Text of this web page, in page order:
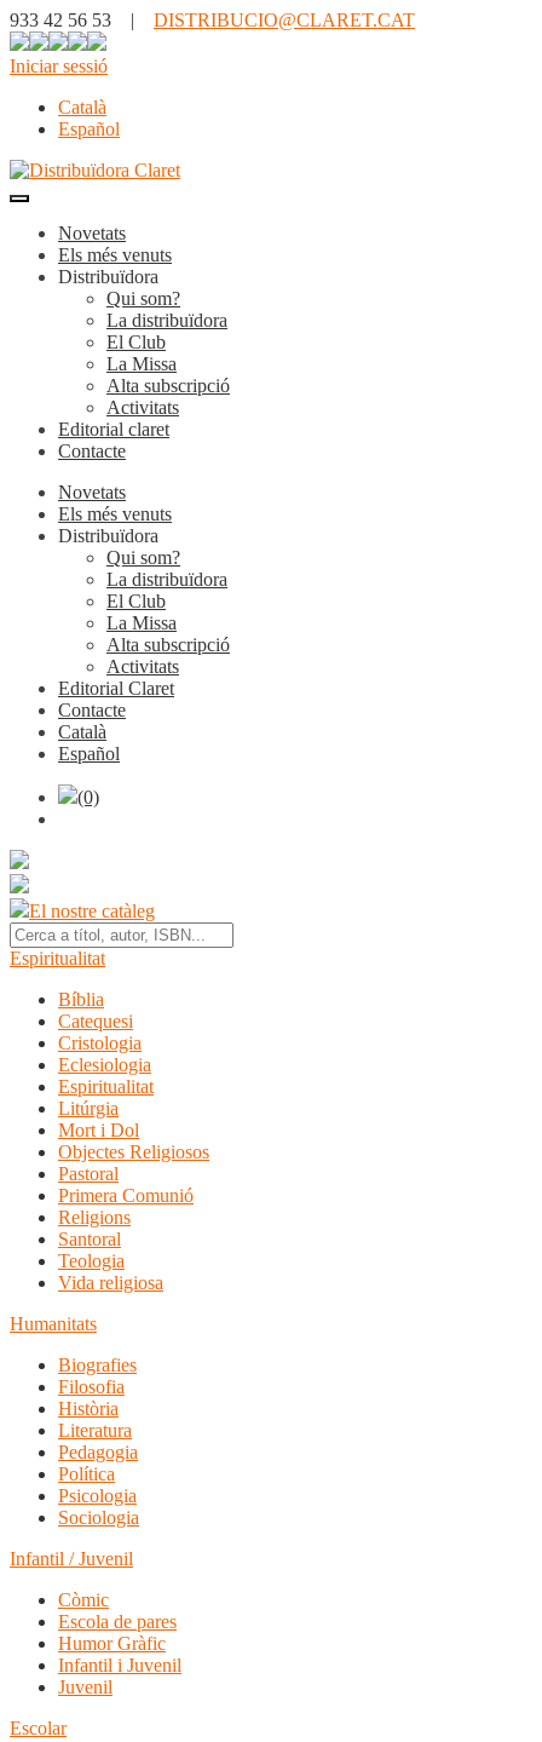
933 42 56 53 | DISTRIBUCIO@CLARET.CAT
Iniciar sessió
Català
Español
Novetats
Els més venuts
Distribuïdora
Qui som?
La distribuïdora
El Club
La Missa
Alta subscripció
Activitats
Editorial claret
Contacte
Novetats
Els més venuts
Distribuïdora
Qui som?
La distribuïdora
El Club
La Missa
Alta subscripció
Activitats
Editorial Claret
Contacte
Català
Español
(0)
El nostre catàleg
Espiritualitat
Bíblia
Catequesi
Cristologia
Eclesiologia
Espiritualitat
Litúrgia
Mort i Dol
Objectes Religiosos
Pastoral
Primera Comunió
Religions
Santoral
Teologia
Vida religiosa
Humanitats
Biografies
Filosofia
Història
Literatura
Pedagogia
Política
Psicologia
Sociologia
Infantil / Juvenil
Còmic
Escola de pares
Humor Gràfic
Infantil i Juvenil
Juvenil
Escolar